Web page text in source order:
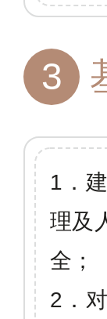
3
1 ．
理及
全；
2 ．